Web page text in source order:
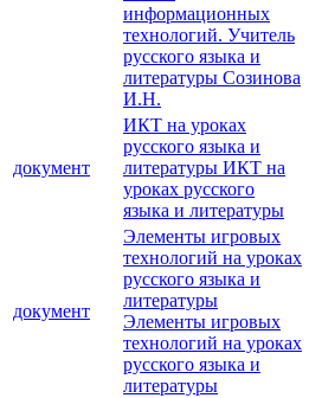
информационных
технологий. Учитель
русского языка и
литературы Созинова
И.Н.
документ
ИКТ на уроках
русского языка и
литературы ИКТ на
уроках русского
языка и литературы
документ
Элементы игровых
технологий на уроках
русского языка и
литературы
Элементы игровых
технологий на уроках
русского языка и
литературы